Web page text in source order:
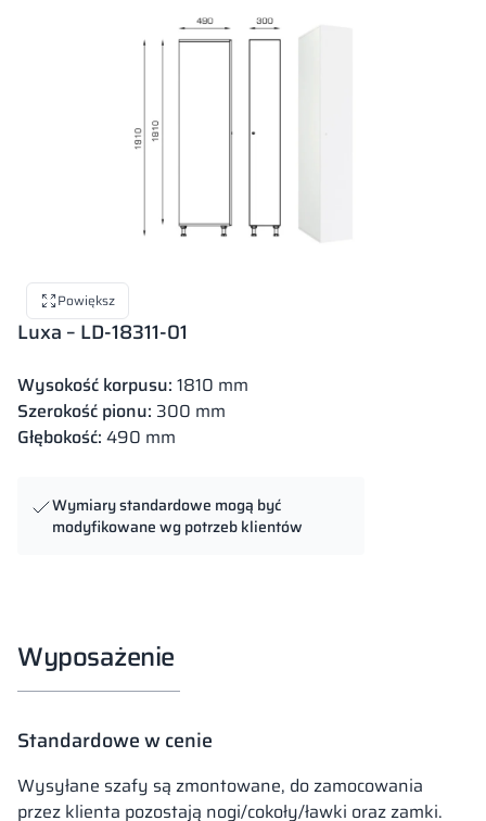
Powiększ
Luxa – LD-18311-01
Wysokość korpusu: 1810 mm
Szerokość pionu: 300 mm
Głębokość: 490 mm
Wymiary standardowe mogą być
modyfikowane wg potrzeb klientów
Wyposażenie
Standardowe w cenie
Wysyłane szafy są zmontowane, do zamocowania
przez klienta pozostają nogi/cokoły/ławki oraz zamki.